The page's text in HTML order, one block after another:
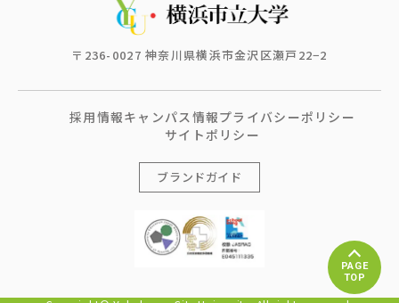
〒236-0027 神奈川県横浜市金沢区瀬戸22−2
採用情報キャンパス情報プライバシーポリシー
サイトポリシー
ブランドガイド
PAGE
TOP